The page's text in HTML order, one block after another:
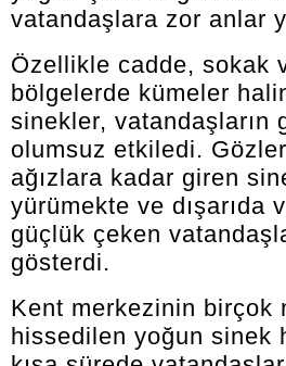
vatandaşlara zor anlar
Özellikle cadde, sokak
bölgelerde kümeler
sinekler, vatandaşların
olumsuz etkiledi.
ağızlara kadar giren
yürümekte ve dışarıda
güçlük çeken
gösterdi.
Kent merkezinin birçok
hissedilen yoğun sinek